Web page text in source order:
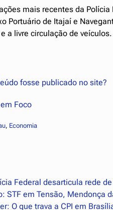
mais recentes da
Portuário de Itajaí e
a livre circulação de
fosse publicado no site?
Foco
, Economia
Federal desarticula rede
STF em Tensão, Mendonça
O que trava a CPI em